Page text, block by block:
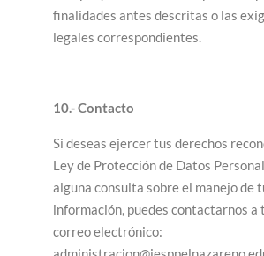
finalidades antes descritas o las
legales correspondientes.
10.- Contacto
Si deseas ejercer tus derechos
Ley de Protección de Datos
alguna consulta sobre el manejo de
información, puedes contactarnos a
correo electrónico: